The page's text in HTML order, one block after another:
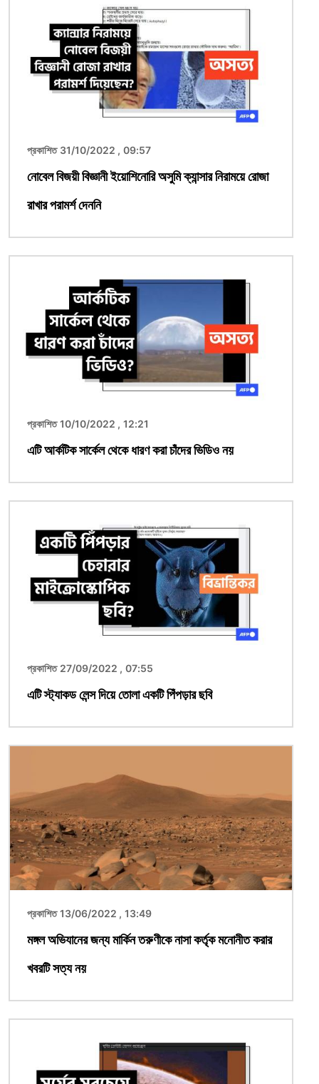
প্রকাশিত 31/10/2022 , 09:57
নোবেল বিজয়ী বিজ্ঞানী ইয়োশিনোরি অসুমি ক্যান্সার নিরাময়ে রোজা
রাখার পরামর্শ দেননি
প্রকাশিত 10/10/2022 , 12:21
এটি আর্কটিক সার্কেল থেকে ধারণ করা চাঁদের ভিডিও নয়
প্রকাশিত 27/09/2022 , 07:55
এটি স্ট্যাকড লেন্স দিয়ে তোলা একটি পিঁপড়ার ছবি
প্রকাশিত 13/06/2022 , 13:49
মঙ্গল অভিযানের জন্য মার্কিন তরুণীকে নাসা কর্তৃক মনোনীত করার
খবরটি সত্য নয়